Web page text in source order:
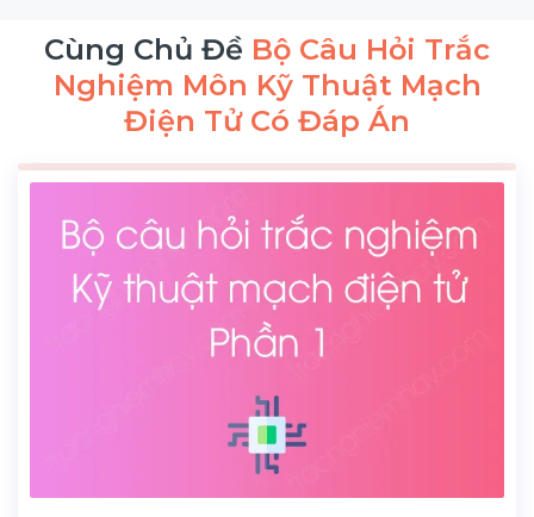
Cùng Chủ Đề Bộ Câu Hỏi Trắc
Nghiệm Môn Kỹ Thuật Mạch
Điện Tử Có Đáp Án